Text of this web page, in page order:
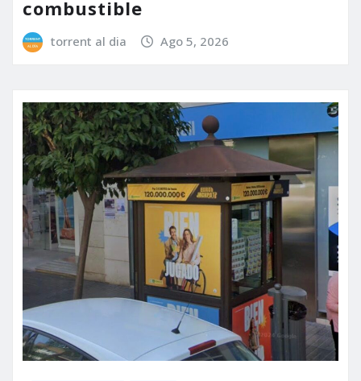
combustible
torrent al dia Ago 5, 2026